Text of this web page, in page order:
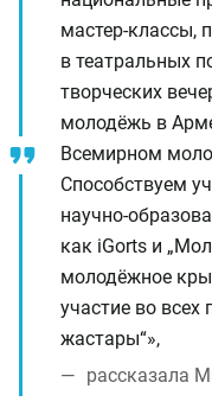
мастер-классы,
в театральных
творческих
молодёжь в
Всемирном
Способствуем
научно-
как iGorts и
молодёжное
участие во всех
жастары“»,
рассказала